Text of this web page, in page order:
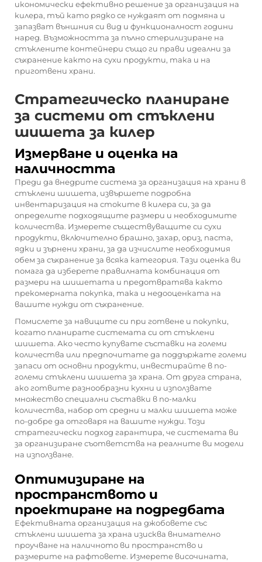
икономически ефективно решение за организация на
килера, тъй като рядко се нуждаят от подмяна и
запазват външния си вид и функционалност години
наред. Възможността за пълно стерилизиране на
стъклените контейнери също ги прави идеални за
съхранение както на сухи продукти, така и на
приготвени храни.
Стратегическо планиране
за системи от стъклени
шишета за килер
Измерване и оценка на
наличността
Преди да внедрите система за организация на храни в
стъклени шишета, извършете подробна
инвентаризация на стоките в килера си, за да
определите подходящите размери и необходимите
количества. Измерете съществуващите си сухи
продукти, включително брашно, захар, ориз, паста,
ядки и зърнени храни, за да изчислите необходимия
обем за съхранение за всяка категория. Тази оценка ви
помага да изберете правилната комбинация от
размери на шишетата и предотвратява както
прекомерната покупка, така и недооценката на
вашите нужди от съхранение.
Помислете за навиците си при готвене и покупки,
когато планирате системата си от стъклени
шишета. Ако често купувате съставки на големи
количества или предпочитате да поддържате големи
запаси от основни продукти, инвестирайте в по-
големи стъклени шишета за храна. От друга страна,
ако готвите разнообразни кухни и използвате
множество специални съставки в по-малки
количества, набор от средни и малки шишета може
по-добре да отговаря на вашите нужди. Този
стратегически подход гарантира, че системата ви
за организиране съответства на реалните ви модели
на използване.
Оптимизиране на
пространството и
проектиране на подредбата
Ефективната организация на джобовете със
стъклени шишета за храна изисква внимателно
проучване на наличното ви пространство и
размерите на рафтовете. Измерете височината,